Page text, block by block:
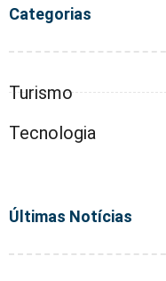
Categorias
Turismo
Tecnologia
Últimas Notícias